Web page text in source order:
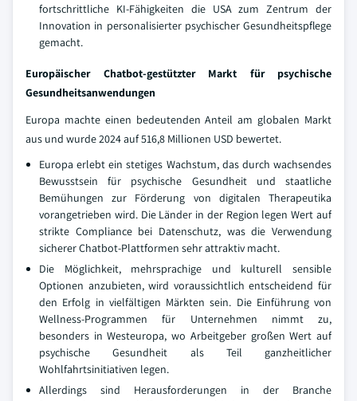
fortschrittliche KI-Fähigkeiten die USA zum Zentrum der
Innovation in personalisierter psychischer Gesundheitspflege
gemacht.
Europäischer Chatbot-gestützter Markt für psychische
Gesundheitsanwendungen
Europa machte einen bedeutenden Anteil am globalen Markt
aus und wurde 2024 auf 516,8 Millionen USD bewertet.
Europa erlebt ein stetiges Wachstum, das durch wachsendes
Bewusstsein für psychische Gesundheit und staatliche
Bemühungen zur Förderung von digitalen Therapeutika
vorangetrieben wird. Die Länder in der Region legen Wert auf
strikte Compliance bei Datenschutz, was die Verwendung
sicherer Chatbot-Plattformen sehr attraktiv macht.
Die Möglichkeit, mehrsprachige und kulturell sensible
Optionen anzubieten, wird voraussichtlich entscheidend für
den Erfolg in vielfältigen Märkten sein. Die Einführung von
Wellness-Programmen für Unternehmen nimmt zu,
besonders in Westeuropa, wo Arbeitgeber großen Wert auf
psychische Gesundheit als Teil ganzheitlicher
Wohlfahrtsinitiativen legen.
Allerdings sind Herausforderungen in der Branche